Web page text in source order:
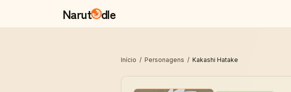
Narut dle
Início / Personagens / Kakashi Hatake